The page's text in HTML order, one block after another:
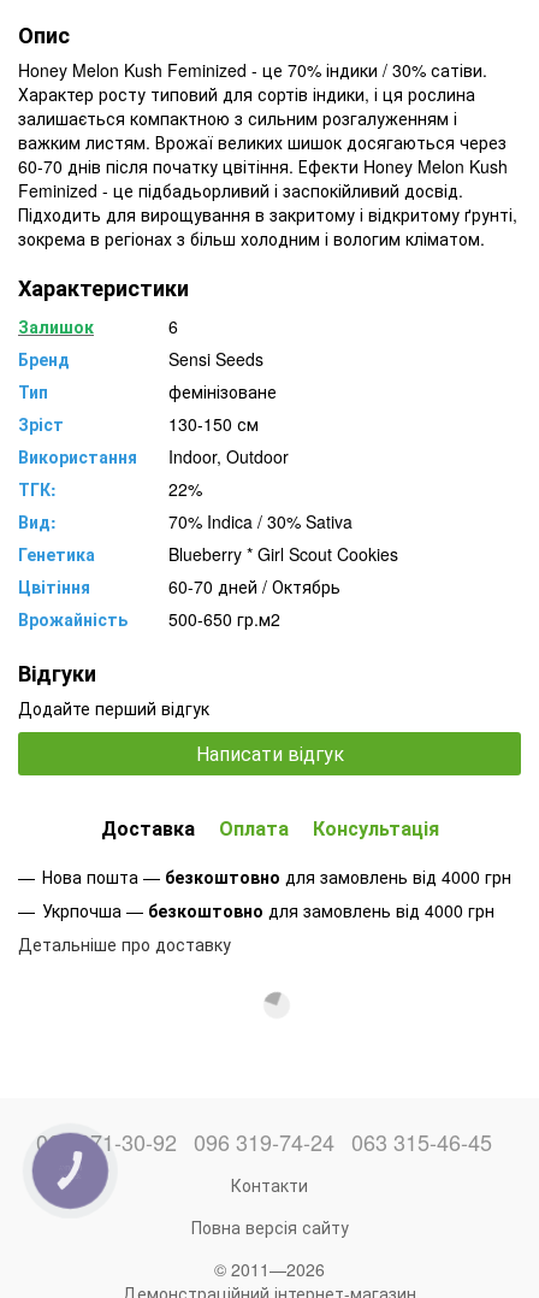
Опис
Honey Melon Kush Feminized - це 70% індики / 30% сатіви.
Характер росту типовий для сортів індики, і ця рослина
залишається компактною з сильним розгалуженням і
важким листям. Врожаї великих шишок досягаються через
60-70 днів після початку цвітіння. Ефекти Honey Melon Kush
Feminized - це підбадьорливий і заспокійливий досвід.
Підходить для вирощування в закритому і відкритому ґрунті,
зокрема в регіонах з більш холодним і вологим кліматом.
Характеристики
Залишок
6
Бренд
Sensi Seeds
Тип
фемінізоване
Зріст
130-150 см
Використання
Indoor, Outdoor
ТГК:
22%
Вид:
70% Indica / 30% Sativa
Генетика
Blueberry * Girl Scout Cookies
Цвітіння
60-70 дней / Октябрь
Врожайність
500-650 гр.м2
Відгуки
Додайте перший відгук
Написати відгук
Доставка Оплата Консультація
Нова пошта — безкоштовно для замовлень від 4000 грн
Укрпочша — безкоштовно для замовлень від 4000 грн
Детальніше про доставку
066 871-30-92 096 319-74-24 063 315-46-45
Контакти
Повна версія сайту
© 2011—2026
Демонстраційний інтернет-магазин
КНОПКА
ЗВ'ЯЗКУ